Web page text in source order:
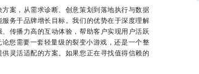
案，从需求诊断、创意策划到落地执行与数据
务于品牌增长目标。我们的优势在于深度理解
传播力高的互动体验，帮助客户实现用户活跃
您需要一套轻量级的裂变小游戏，还是一个整
灵活适配的方案。如果您正在寻找值得信赖的